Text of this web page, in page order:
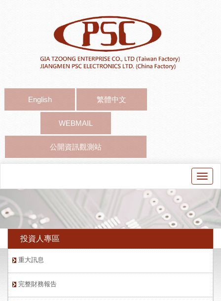
English 繁體中文
WEBMAIL
公開資訊觀測站
投資人專區
重大訊息
完整財務報告